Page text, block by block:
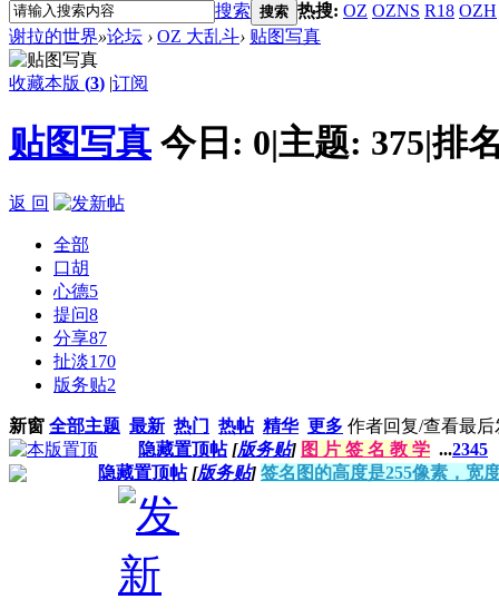
搜索 搜索 热搜: OZ OZNS R18 OZH
谢拉的世界»论坛 › OZ 大乱斗› 贴图写真
收藏本版 (3) |订阅
贴图写真 今日: 0|主题: 375|排
返 回
全部
口胡
心德5
提问8
分享87
扯淡170
版务贴2
新窗 全部主题 最新 热门 热帖 精华 更多 作者回复/查看最后
隐藏置顶帖 [版务贴] 图 片 签 名 教 学 ...2345
隐藏置顶帖 [版务贴] 签名图的高度是255像素，宽